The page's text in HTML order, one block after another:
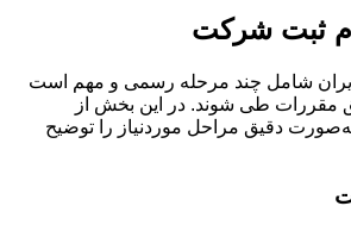
ثبت شرکت
شامل چند مرحله رسمی و مهم است
مقررات طی شوند. در این بخش از
دقیق مراحل موردنیاز را توضیح